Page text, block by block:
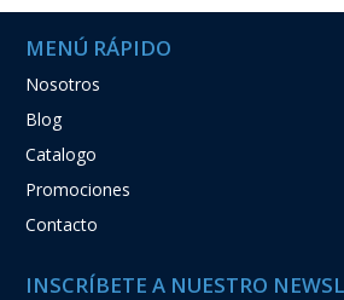
MENÚ RÁPIDO
Nosotros
Blog
Catalogo
Promociones
Contacto
INSCRÍBETE A NUESTRO